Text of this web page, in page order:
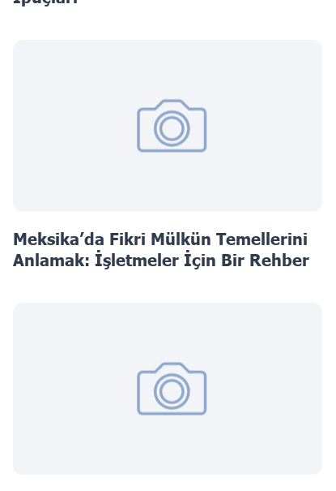
Meksika’da Fikri Mülkün Temellerini
Anlamak: İşletmeler İçin Bir Rehber